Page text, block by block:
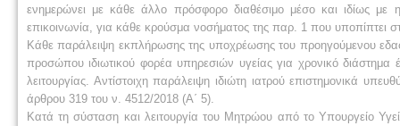
ενημερώνει με κάθε άλλο πρόσφορο διαθέσιμο μέσο και ιδίως με
επικοινωνία, για κάθε κρούσμα νοσήματος της παρ. 1 που υποπίπτει
Κάθε παράλειψη εκπλήρωσης της υποχρέωσης του προηγούμενου
προσώπου ιδιωτικού φορέα υπηρεσιών υγείας για χρονικό
λειτουργίας. Αντίστοιχη παράλειψη ιδιώτη ιατρού επιστημονικά
άρθρου 319 του ν. 4512/2018 (Α΄ 5).
Κατά τη σύσταση και λειτουργία του Μητρώου από το Υπουργείο